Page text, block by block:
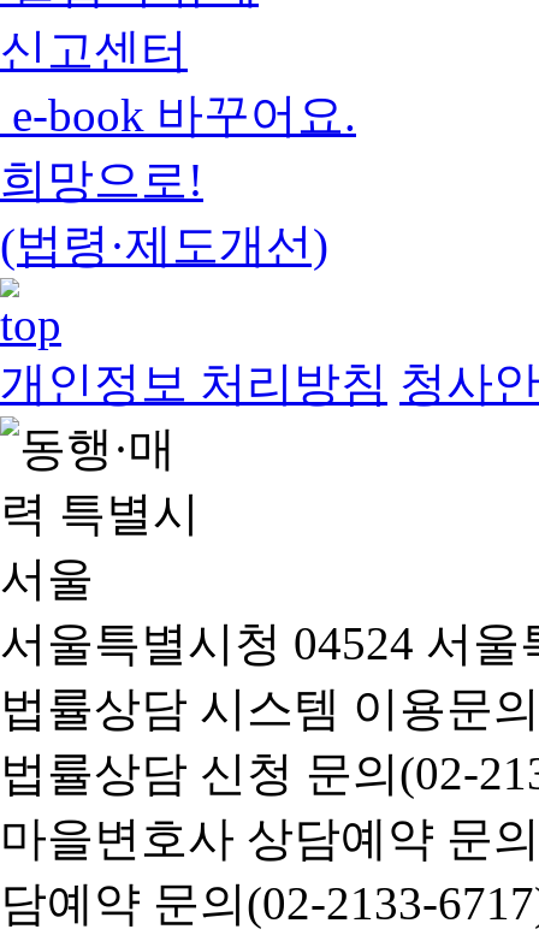
신고센터
e-book 바꾸어요.
희망으로!
(법령·제도개선)
개인정보 처리방침 청사
서울특별시청 04524 서
법률상담 시스템 이용문
법률상담 신청 문의(02-
마을변호사 상담예약 문
담예약 문의(02-2133-